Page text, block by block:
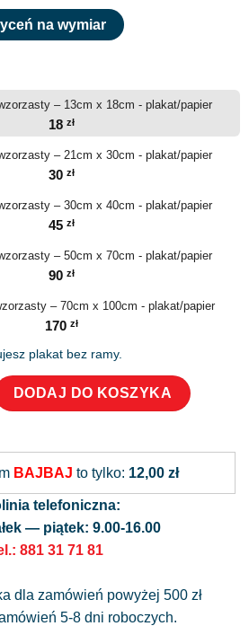
na wymiar
– 13cm x 18cm - plakat/papier
18 zł
– 21cm x 30cm - plakat/papier
30 zł
– 30cm x 40cm - plakat/papier
45 zł
– 50cm x 70cm - plakat/papier
90 zł
– 70cm x 100cm - plakat/papier
170 zł
plakat bez ramy.
wzorzasty
DODAJ DO KOSZYKA
BAJBAJ to tylko: 12,00 zł
telefoniczna:
— piątek: 9.00-16.00
881 31 71 81
dla zamówień powyżej 500 zł
5-8 dni roboczych.